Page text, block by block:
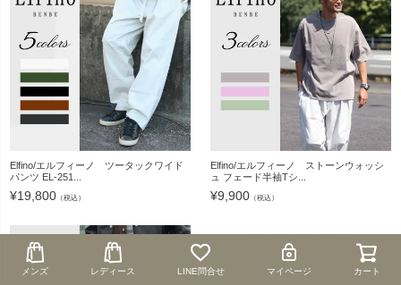
メンズ レディース LINE問合せ マイページ カート
メンズ レディース LINE問合せ マイページ カート
Elfino/エルフィーノ ツータックワイド
パンツ EL-251...
¥19,800 （税込）
Elfino/エルフィーノ ストーンウォッシ
ュ フェード半袖Tシ...
¥9,900 （税込）